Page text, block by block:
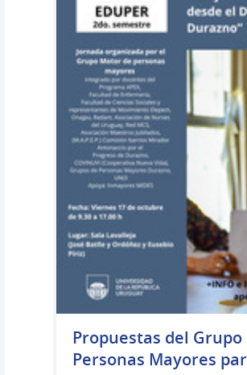
Propuestas del
Personas Mayores